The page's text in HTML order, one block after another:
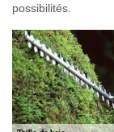
possibilités.